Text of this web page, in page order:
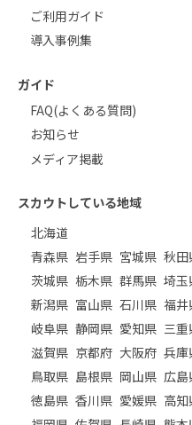
ご利用ガイド
導入事例集
ガイド
FAQ(よくある質問)
お知らせ
メディア掲載
スカウトしている地域
北海道
青森県 岩手県 宮城県 秋田
茨城県 栃木県 群馬県 埼玉
新潟県 富山県 石川県 福井
岐阜県 静岡県 愛知県 三重
滋賀県 京都府 大阪府 兵庫
鳥取県 島根県 岡山県 広島
徳島県 香川県 愛媛県 高知